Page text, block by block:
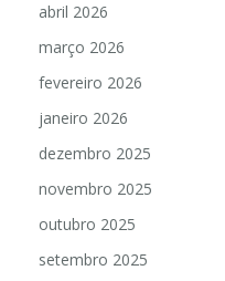
abril 2026
março 2026
fevereiro 2026
janeiro 2026
dezembro 2025
novembro 2025
outubro 2025
setembro 2025